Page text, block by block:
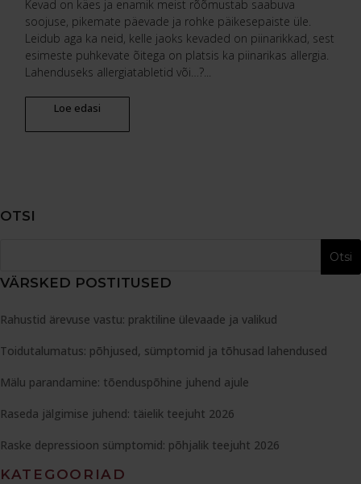
Kevad on käes ja enamik meist rõõmustab saabuva
soojuse, pikemate päevade ja rohke päikesepaiste üle.
Leidub aga ka neid, kelle jaoks kevaded on piinarikkad, sest
esimeste puhkevate õitega on platsis ka piinarikas allergia.
Lahenduseks allergiatabletid või…?...
Loe edasi
OTSI
VÄRSKED POSTITUSED
Rahustid ärevuse vastu: praktiline ülevaade ja valikud
Toidutalumatus: põhjused, sümptomid ja tõhusad lahendused
Mälu parandamine: tõenduspõhine juhend ajule
Raseda jälgimise juhend: täielik teejuht 2026
Raske depressioon sümptomid: põhjalik teejuht 2026
KATEGOORIAD